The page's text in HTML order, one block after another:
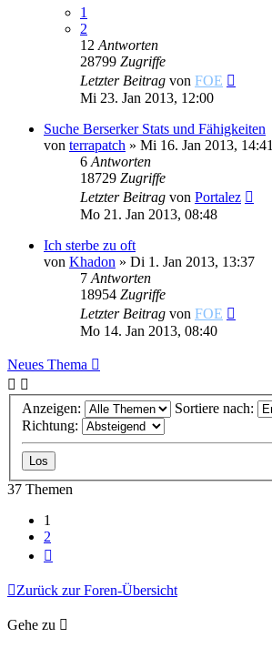
1
2
12 Antworten
28799 Zugriffe
Letzter Beitrag von FOE
Mi 23. Jan 2013, 12:00
Suche Berserker Stats und Fähigkeiten
von terrapatch » Mi 16. Jan 2013, 14:41
6 Antworten
18729 Zugriffe
Letzter Beitrag von Portalez
Mo 21. Jan 2013, 08:48
Ich sterbe zu oft
von Khadon » Di 1. Jan 2013, 13:37
7 Antworten
18954 Zugriffe
Letzter Beitrag von FOE
Mo 14. Jan 2013, 08:40
Neues Thema
Anzeigen:
Sortiere nach:
Richtung:
37 Themen
1
2
Zurück zur Foren-Übersicht
Gehe zu